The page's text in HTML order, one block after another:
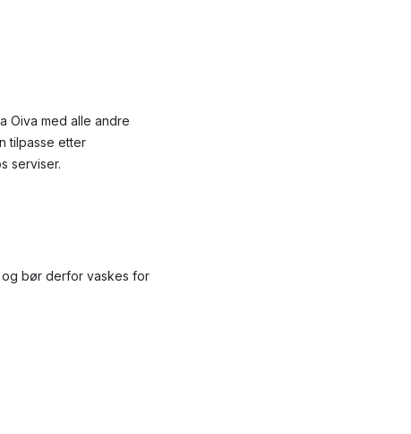
Oiva med alle andre
tilpasse etter
serviser.
og bør derfor vaskes for